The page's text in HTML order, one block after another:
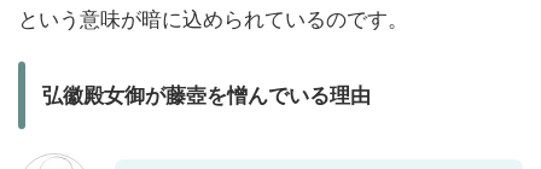
という意味が暗に込められているのです。
弘徽殿女御が藤壺を憎んでいる理由